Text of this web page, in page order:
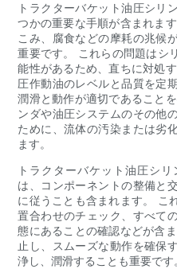
トラクターバケット油圧シリ
つかの重要な手順が含まれま
こみ、腐食などの摩耗の兆候
重要です。 これらの問題はシ
能性があるため、直ちに対処
圧作動油のレベルと品質を定
潤滑と動作が適切であること
ンダや油圧システムのその他
ために、流体の汚染または劣
ます。
トラクターバケット油圧シ
は、コンポーネントの整備と
に従うことも含まれます。 こ
置合わせのチェック、すべて
態にあることの確認などが含
止し、スムーズな動作を確保
浄し、潤滑することも重要です